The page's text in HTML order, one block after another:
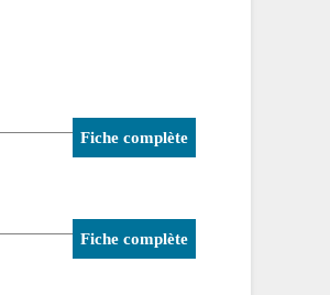
Fiche complète
Fiche complète